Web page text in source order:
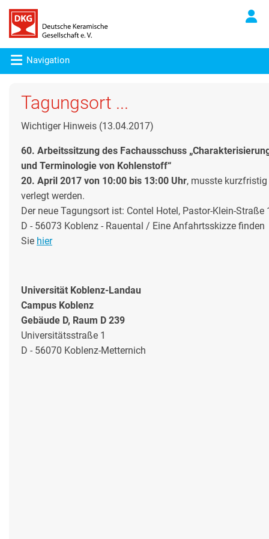
Navigation
Tagungsort ...
Wichtiger Hinweis (13.04.2017)
60. Arbeitssitzung des Fachausschuss
und Terminologie von Kohlenstoff“
20. April 2017 von 10:00 bis 13:00 Uhr, musste kurzfristig
verlegt werden.
Der neue Tagungsort ist: Contel Hotel, Pastor-Klein-Straße
D - 56073 Koblenz - Rauental / Eine Anfahrtsskizze finden
Sie hier
Universität Koblenz-Landau
Campus Koblenz
Gebäude D, Raum D 239
Universitätsstraße 1
D - 56070 Koblenz-Metternich